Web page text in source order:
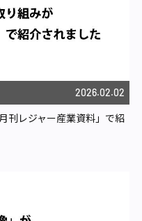
2026.02.02
刊レジャー産業資料」で紹